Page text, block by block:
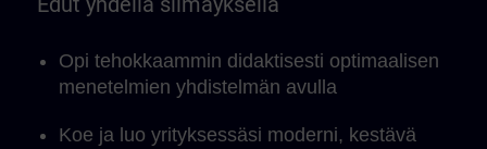
Opi tehokkaammin didaktisesti optimaalisen
menetelmien yhdistelmän avulla
Koe ja luo yrityksessäsi moderni, kestävä